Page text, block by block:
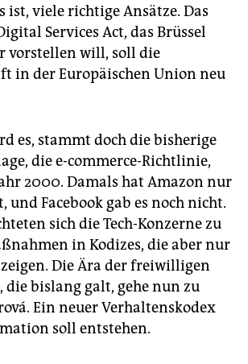
ist, viele richtige Ansätze. Das
Services Act, das Brüssel
vorstellen will, soll die
in der Europäischen Union neu
es, stammt doch die bisherige
die e-commerce-Richtlinie,
2000. Damals hat Amazon nur
und Facebook gab es noch nicht.
sich die Tech-Konzerne zu
in Kodizes, die aber nur
Die Ära der freiwilligen
die bislang galt, gehe nun zu
Ein neuer Verhaltenskodex
soll entstehen.